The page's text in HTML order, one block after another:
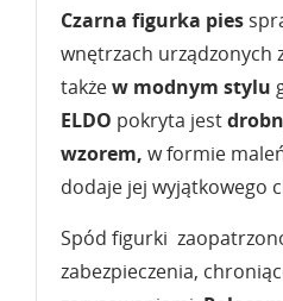
Czarna figurka pies
wnętrzach urządzonych
takżew modnym stylu
ELDO pokryta jest
wzorem, w formie
dodaje jej wyjątkowego
Spód figurki
zabezpieczenia,